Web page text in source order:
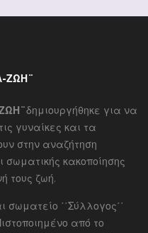
ΖΩΗ¨
δημιουργήθηκε για να
γυναίκες και τα
στην αναζήτηση
σωματικής κακοποίησης
τους ζωή.
σωματείο ΄΄Σύλλογος΄΄
από το